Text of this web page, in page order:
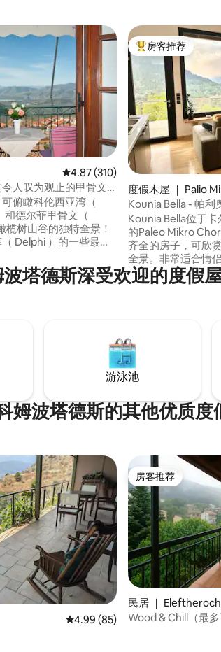
共 27 条评价
平均评分 4.87 分（满分 5 分），
4.87 (310)
人叹为观止的甲骨文
俯瞰科伦西亚湾（
德尔菲甲骨文（
榄树山谷的独特全景！
Delphi ）的一些最佳
适，提供2间双人卧室、
备齐全的厨房、餐饮设
热门「房客推荐」
房客推荐
度假木屋 ｜ Palio
o
Kounia Bella - 帕利
Kounia Bella位于
的Paleo Mikro
齐全的房子，可欣
全景。非常适合情
适的床、壁炉、设
设施，让您享受无
活动。
塔德斯深受欢迎的度假
游泳池
姆波塔德斯的其他优质度
平均评分 4.99 分（满分 5 分），
4.99 (85)
房客推荐
房客推荐
民居 ｜
Wood & Chill（最多